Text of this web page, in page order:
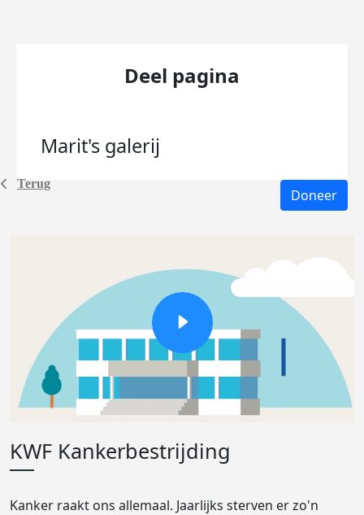
Terug
Deel pagina
Marit's galerij
Doneer
KWF Kankerbestrijding
Kanker raakt ons allemaal. Jaarlijks sterven er zo'n